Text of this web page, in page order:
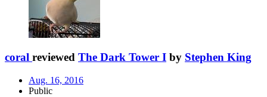
coral reviewed The Dark Tower I by Stephen King
Aug. 16, 2016
Public